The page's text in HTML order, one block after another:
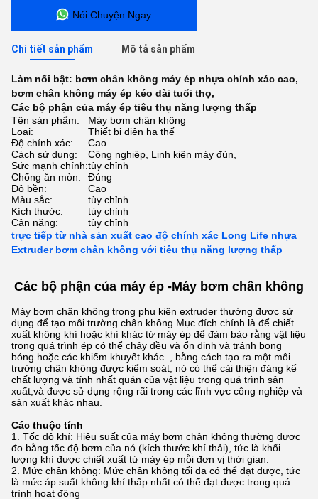
Nói Chuyện Ngay.
Chi tiết sản phẩm Mô tả sản phẩm
Làm nổi bật: bơm chân không máy ép nhựa chính xác cao,
bơm chân không máy ép kéo dài tuổi thọ,
Các bộ phận của máy ép tiêu thụ năng lượng thấp
Tên sản phẩm:
Máy bơm chân không
Loại:
Thiết bị điện hạ thế
Độ chính xác:
Cao
Cách sử dụng:
Công nghiệp, Linh kiện máy đùn,
Sức mạnh chính:tùy chỉnh
Chống ăn mòn:
Đúng
Độ bền:
Cao
Màu sắc:
tùy chỉnh
Kích thước:
tùy chỉnh
Cân nặng:
tùy chỉnh
trực tiếp từ nhà sản xuất cao độ chính xác Long Life nhựa
Extruder bơm chân không với tiêu thụ năng lượng thấp
Các bộ phận của máy ép -Máy bơm chân không
Máy bơm chân không trong phụ kiện extruder thường được sử
dụng để tạo môi trường chân không.Mục đích chính là để chiết
xuất không khí hoặc khí khác từ máy ép để đảm bảo rằng vật liệu
trong quá trình ép có thể chảy đều và ổn định và tránh bong
bóng hoặc các khiếm khuyết khác. , bằng cách tạo ra một môi
trường chân không được kiểm soát, nó có thể cải thiện đáng kể
chất lượng và tính nhất quán của vật liệu trong quá trình sản
xuất,và được sử dụng rộng rãi trong các lĩnh vực công nghiệp và
sản xuất khác nhau.
Các thuộc tính
Tốc độ khí: Hiệu suất của máy bơm chân không thường được
đo bằng tốc độ bơm của nó (kích thước khí thải), tức là khối
lượng khí được chiết xuất từ máy ép mỗi đơn vị thời gian.
Mức chân không: Mức chân không tối đa có thể đạt được, tức
là mức áp suất không khí thấp nhất có thể đạt được trong quá
trình hoạt động